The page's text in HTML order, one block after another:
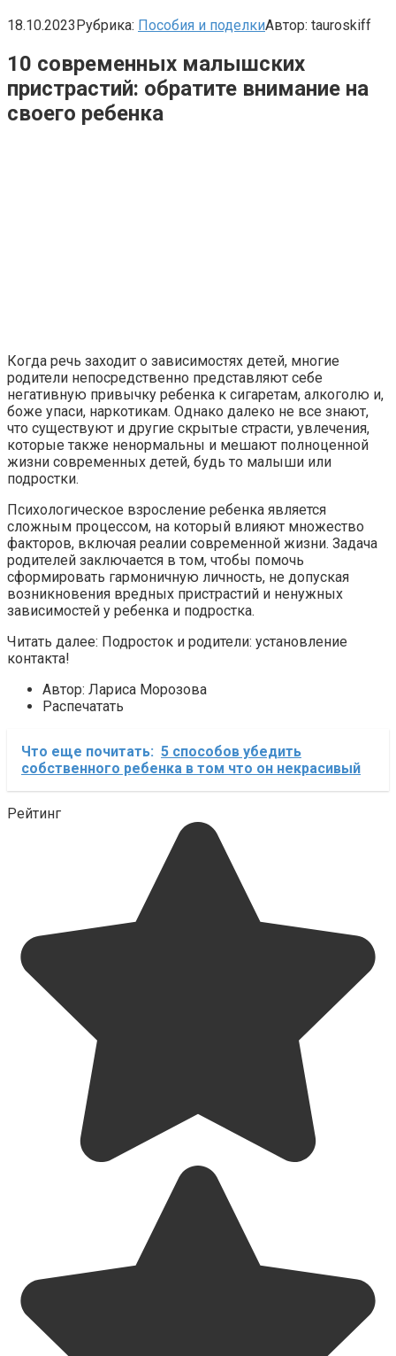
18.10.2023Рубрика: Пособия и поделкиАвтор: tauroskiff
10 современных малышских
пристрастий: обратите внимание на
своего ребенка
Когда речь заходит о зависимостях детей, многие
родители непосредственно представляют себе
негативную привычку ребенка к сигаретам, алкоголю и,
боже упаси, наркотикам. Однако далеко не все знают,
что существуют и другие скрытые страсти, увлечения,
которые также ненормальны и мешают полноценной
жизни современных детей, будь то малыши или
подростки.
Психологическое взросление ребенка является
сложным процессом, на который влияют множество
факторов, включая реалии современной жизни. Задача
родителей заключается в том, чтобы помочь
сформировать гармоничную личность, не допуская
возникновения вредных пристрастий и ненужных
зависимостей у ребенка и подростка.
Читать далее: Подросток и родители: установление
контакта!
Автор: Лариса Морозова
Распечатать
Что еще почитать: 5 способов убедить
собственного ребенка в том что он некрасивый
Рейтинг